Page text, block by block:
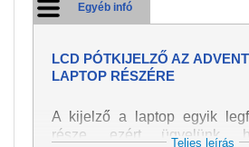
Egyéb infó
LCD PÓTKIJELZŐ AZ
LAPTOP RÉSZÉRE
A kijelző a laptop egyik
része, ezért ügyelünk,
Teljes leírás